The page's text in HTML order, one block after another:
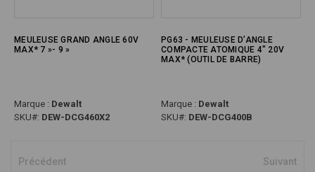
MEULEUSE GRAND ANGLE 60V
MAX* 7 »- 9 »
Marque : Dewalt
SKU#: DEW-DCG460X2
PG63 - MEULEUSE D’ANGLE
COMPACTE ATOMIQUE 4" 20V
MAX* (OUTIL DE BARRE)
Marque : Dewalt
SKU#: DEW-DCG400B
Précédent Suivant